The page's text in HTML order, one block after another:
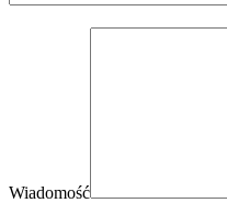
Wiadomość